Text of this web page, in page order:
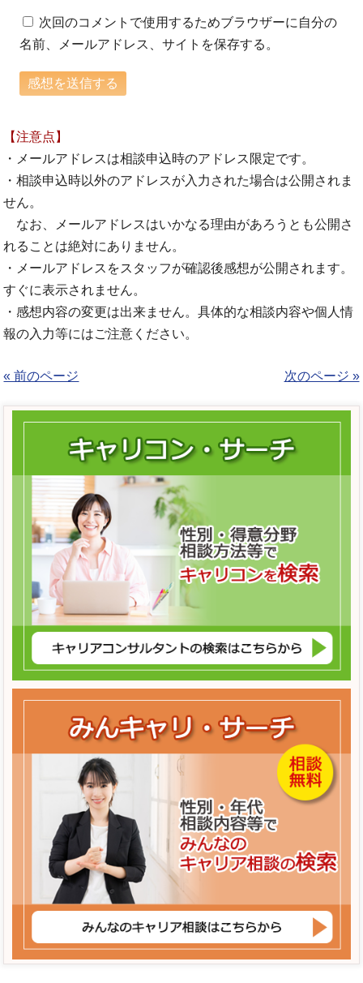
次回のコメントで使用するためブラウザーに自分の
名前、メールアドレス、サイトを保存する。
【注意点】
・メールアドレスは相談申込時のアドレス限定です。
・相談申込時以外のアドレスが入力された場合は公開されま
せん。
なお、メールアドレスはいかなる理由があろうとも公開さ
れることは絶対にありません。
・メールアドレスをスタッフが確認後感想が公開されます。
すぐに表示されません。
・感想内容の変更は出来ません。具体的な相談内容や個人情
報の入力等にはご注意ください。
« 前のページ 次のページ »